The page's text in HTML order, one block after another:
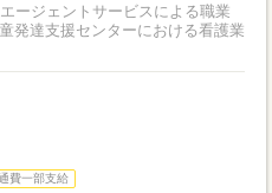
ージェントサービスによる職業
発達支援センターにおける看護業
費一部支給